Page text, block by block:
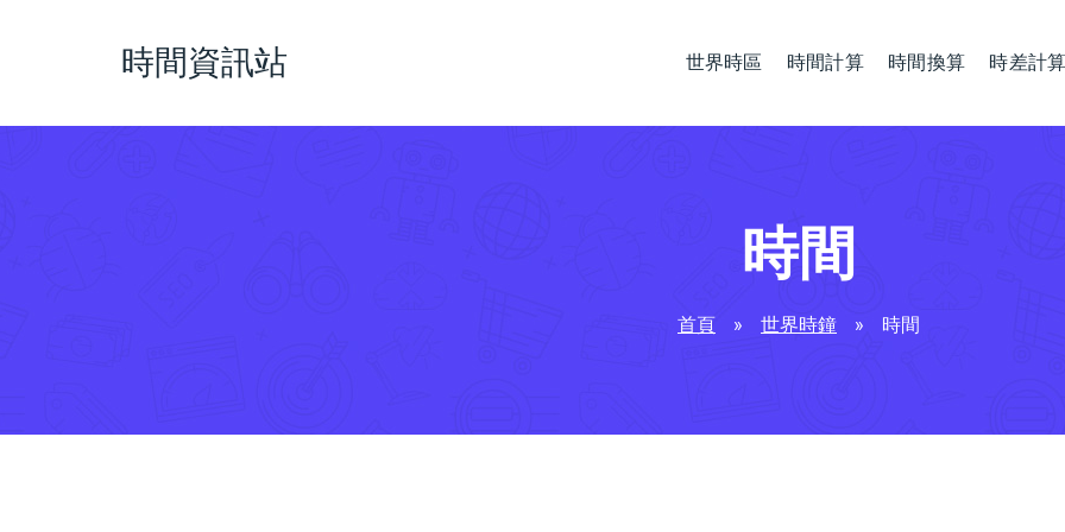
時間資訊站 世界時區 時間計算 時間換算 時差計
時間
首頁 » 世界時鐘 » 時間